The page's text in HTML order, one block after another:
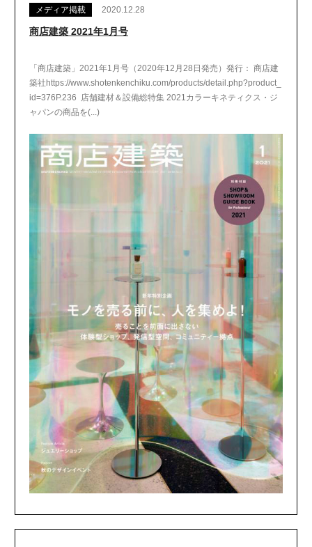
メディア掲載 2020.12.28
商店建築 2021年1月号
「商店建築」2021年1月号（2020年12月28日発売）発行： 商店建
築社https://www.shotenkenchiku.com/products/detail.php?product_
id=376P.236 店舗建材＆設備総特集 2021カラーキネティクス・ジ
ャパンの商品を(...)